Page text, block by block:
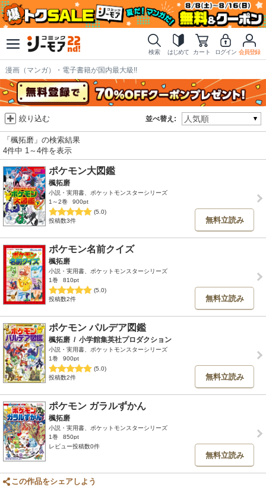
検索 はじめて カート ログイン 会員登録
漫画（マンガ）・電子書籍が国内最大級!!
並べ替え:
絞り込む
「楓拓磨」の検索結果
4件中 1～4件を表示
ポケモン大図鑑
楓拓磨
小説・実用書、ポケットモンスターシリーズ
1～2巻
900pt
(5.0)
投稿数3件
無料立読み
ポケモン名前クイズ
楓拓磨
小説・実用書、ポケットモンスターシリーズ
1巻
810pt
(5.0)
投稿数2件
無料立読み
ポケモン パルデア図鑑
楓拓磨 / 小学館集英社プロダクション
小説・実用書、ポケットモンスターシリーズ
1巻
900pt
(5.0)
投稿数2件
無料立読み
ポケモン ガラルずかん
楓拓磨
小説・実用書、ポケットモンスターシリーズ
1巻
850pt
レビュー投稿数0件
無料立読み
この作品をシェアしよう